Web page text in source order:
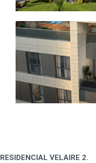
RESIDENCIAL VELAIRE 2.